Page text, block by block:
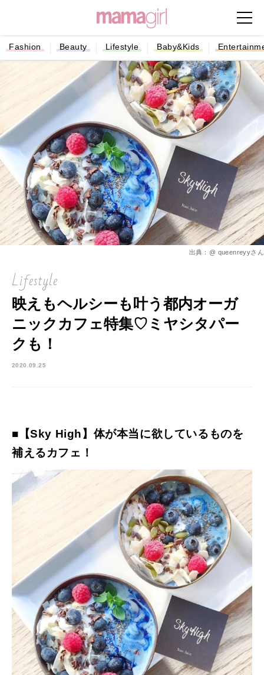
Fashion Beauty Lifestyle Baby&Kids
出典：@ queenreyyさん
Lifestyle
映えもヘルシーも叶う都内オーガ
ニックカフェ特集♡ミヤシタパー
クも！
2020.09.25
■【Sky High】体が本当に欲しているものを
補えるカフェ！